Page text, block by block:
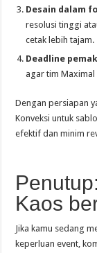
Desain dalam
resolusi tinggi
cetak lebih tajam.
Deadline
agar tim
Dengan persiapan
Konveksi untuk
efektif dan minim
Kaos
Jika kamu sedang
keperluan event,